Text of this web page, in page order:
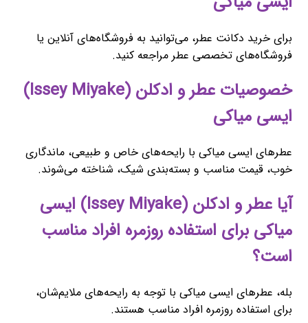
برای خرید دکانت عطر، می‌توانید به فروشگاه‌های آنلاین یا
فروشگاه‌های تخصصی عطر مراجعه کنید.
خصوصیات عطر و ادکلن (Issey Miyake)
ایسی میاکی
عطرهای ایسی میاکی با رایحه‌های خاص و طبیعی، ماندگاری
خوب، قیمت مناسب و بسته‌بندی شیک، شناخته می‌شوند.
آیا عطر و ادکلن (Issey Miyake) ایسی
میاکی برای استفاده روزمره افراد مناسب
است؟
بله، عطرهای ایسی میاکی با توجه به رایحه‌های ملایم‌شان،
برای استفاده روزمره افراد مناسب هستند.